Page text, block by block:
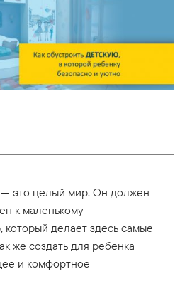
— это целый мир. Он должен
к маленькому
который делает здесь самые
же создать для ребенка
и комфортное